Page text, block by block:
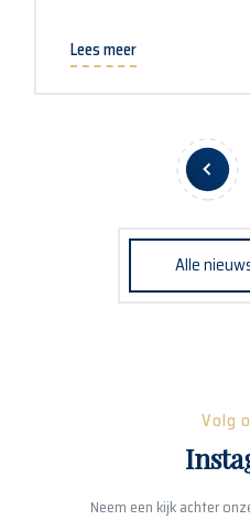
Lees meer
Alle
Volg
Neem een kijk achter